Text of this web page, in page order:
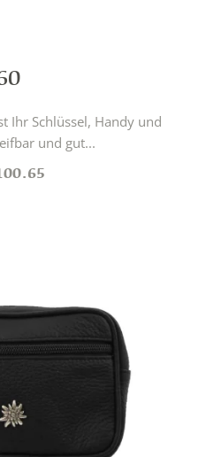
Ihr Schlüssel, Handy und
und gut...